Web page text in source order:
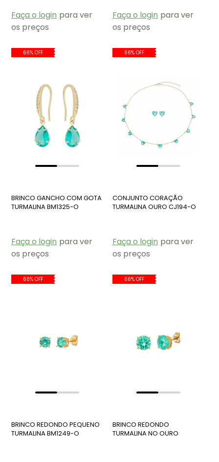
Faça o login para ver
os preços
Faça o login para ver
os preços
66% OFF
BRINCO GANCHO COM GOTA
TURMALINA BM1325-O
Faça o login para ver
os preços
66% OFF
CONJUNTO CORAÇÃO
TURMALINA OURO CJ194-O
Faça o login para ver
os preços
66% OFF
BRINCO REDONDO PEQUENO
TURMALINA BM1249-O
66% OFF
BRINCO REDONDO
TURMALINA NO OURO